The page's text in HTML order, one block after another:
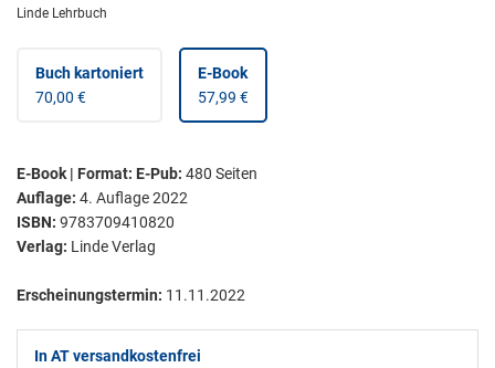
Linde Lehrbuch
Buch kartoniert
70,00 €
E-Book
57,99 €
E-Book | Format: E-Pub: 480 Seiten
Auflage: 4. Auflage 2022
ISBN: 9783709410820
Verlag: Linde Verlag
Erscheinungstermin: 11.11.2022
In AT versandkostenfrei